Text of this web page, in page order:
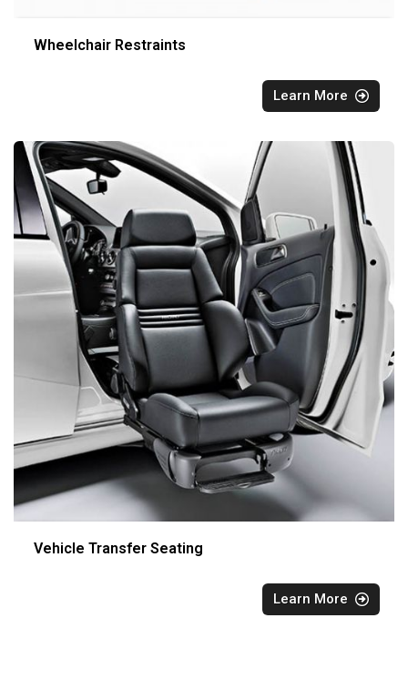
Wheelchair Restraints
Learn More
Vehicle Transfer Seating
Learn More